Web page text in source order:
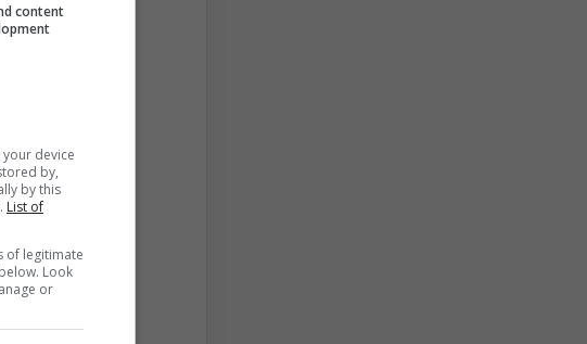
content
device
by,
by this
List of
of legitimate
Look
or